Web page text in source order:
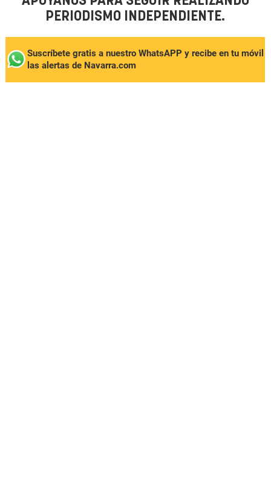
PERIODISMO INDEPENDIENTE.
Suscríbete gratis a nuestro WhatsAPP y recibe en tu móvil
las alertas de Navarra.com